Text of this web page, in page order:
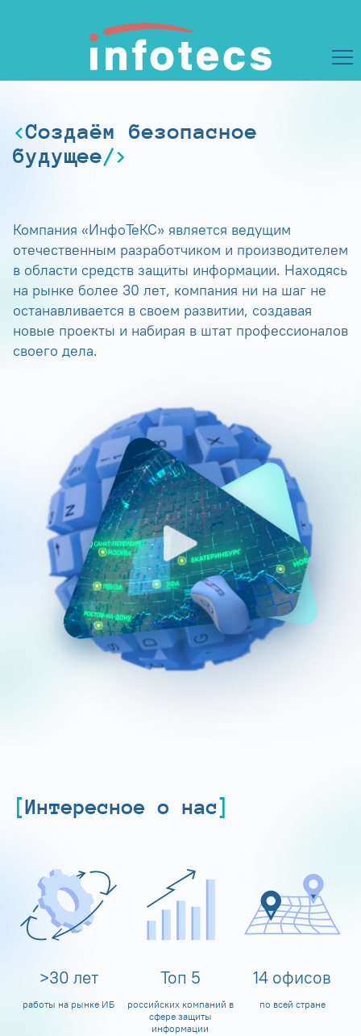
Создаём безопасное
будущее
Компания «ИнфоТеКС» является ведущим
отечественным разработчиком и производителем
в области средств защиты информации. Находясь
на рынке более 30 лет, компания ни на шаг не
останавливается в своем развитии, создавая
новые проекты и набирая в штат профессионалов
своего дела.
Интересное о нас
>30 лет
работы на рынке ИБ
Топ 5
российских компаний в
сфере защиты
информации
14 офисов
по всей стране